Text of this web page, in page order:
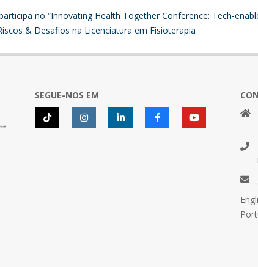
no “Innovating Health Together Conference: Tech-
& Desafios na Licenciatura em Fisioterapia
SEGUE-NOS EM